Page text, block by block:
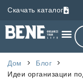
Скачать каталог
Дом > Блог >
Идеи организации